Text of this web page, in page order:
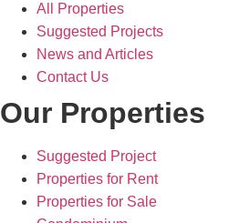
All Properties
Suggested Projects
News and Articles
Contact Us
Our Properties
Suggested Project
Properties for Rent
Properties for Sale